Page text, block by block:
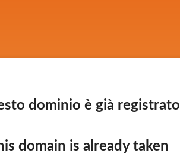
dominio è già registrato
domain is already taken